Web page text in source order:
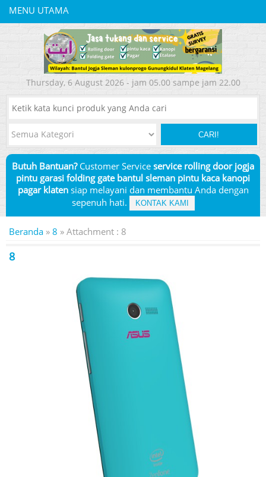
MENU UTAMA
Thursday, 6 August 2026 - jam 05.00 sampe jam 22.00
CARI!
Butuh Bantuan?Customer Service service rolling door jogja
pintu garasi folding gate bantul sleman pintu kaca kanopi
pagar klaten siap melayani dan membantu Anda dengan
sepenuh hati.
KONTAK KAMI
Beranda » 8 » Attachment : 8
8